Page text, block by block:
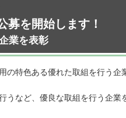
募を開始します！
業を表彰
の特色ある優れた取組を行う企
うなど、優良な取組を行う企業